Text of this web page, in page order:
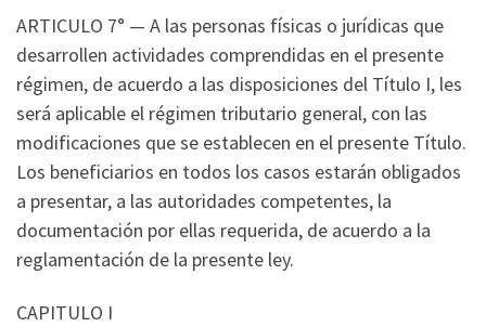
ARTICULO 7° — A las personas físicas o jurídicas que
desarrollen actividades comprendidas en el presente
régimen, de acuerdo a las disposiciones del Título I, les
será aplicable el régimen tributario general, con las
modificaciones que se establecen en el presente Título.
Los beneficiarios en todos los casos estarán obligados
a presentar, a las autoridades competentes, la
documentación por ellas requerida, de acuerdo a la
reglamentación de la presente ley.
CAPITULO I